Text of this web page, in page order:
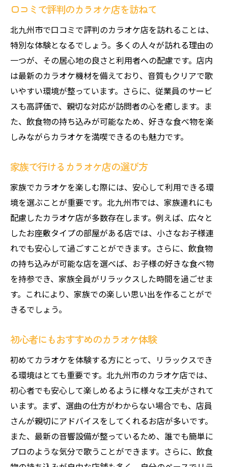
自宅感覚で楽しめるプライベートルーム
デリバリー対応カラオケの選び方
夜を満喫するためのカラオケプラン
広々とした空間で心からくつろげるカラオケの
魅力
広いカラオケルームでリラックスするコツ
大きなソファでゆったりと過ごす方法
自然光が差し込む部屋での贅沢な時間
プライバシーを守るカラオケルームの選び
方
静けさを楽しむためのカラオケルーム探し
飲食物持ち込みOK！北九州市のカラオケ店で自
由な時間を
持ち込み可能な店を選ぶポイント
自由度の高いカラオケ時間の過ごし方
飲み物や軽食を持ち込んで楽しむ方法
持ち込みOKのルールとマナー
食事を楽しみながらカラオケを楽しむ
カラオケを楽しむだけじゃない！北九州市の隠
れた魅力
カラオケ周辺の観光スポットを巡る
カラオケ店周辺のグルメ情報
北九州市の文化を感じるカラオケ体験
地元ならではのカラオケイベント情報
カラオケから広がる地元の魅力探し
口コミで評判のカラオケ店を訪ねて
北九州市で口コミで評判のカラオケ店を訪れることは、
特別な体験となるでしょう。多くの人々が訪れる理由の
一つが、その居心地の良さと利用者への配慮です。店内
は最新のカラオケ機材を備えており、音質もクリアで歌
いやすい環境が整っています。さらに、従業員のサービ
スも高評価で、親切な対応が訪問者の心を癒します。ま
た、飲食物の持ち込みが可能なため、好きな食べ物を楽
しみながらカラオケを満喫できるのも魅力です。
家族で行けるカラオケ店の選び方
家族でカラオケを楽しむ際には、安心して利用できる環
境を選ぶことが重要です。北九州市では、家族連れにも
配慮したカラオケ店が多数存在します。例えば、広々と
したお座敷タイプの部屋がある店では、小さなお子様連
れでも安心して過ごすことができます。さらに、飲食物
の持ち込みが可能な店を選べば、お子様の好きな食べ物
を持参でき、家族全員がリラックスした時間を過ごせま
す。これにより、家族での楽しい思い出を作ることがで
きるでしょう。
初心者にもおすすめのカラオケ体験
初めてカラオケを体験する方にとって、リラックスでき
る環境はとても重要です。北九州市のカラオケ店では、
初心者でも安心して楽しめるように様々な工夫がされて
います。まず、選曲の仕方がわからない場合でも、店員
さんが親切にアドバイスをしてくれるお店が多いです。
また、最新の音響設備が整っているため、誰でも簡単に
プロのような気分で歌うことができます。さらに、飲食